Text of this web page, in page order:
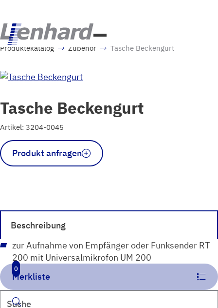
Merkliste
0
Suchen
Produktekatalog Zubehör Tasche Beckengurt
Tasche Beckengurt
Artikel: 3204-0045
Tasche
Beckengurt
Menge
Produkt anfragen
Beschreibung
zur Aufnahme von Empfänger oder Funksender RT
200 mit Universalmikrofon UM 200